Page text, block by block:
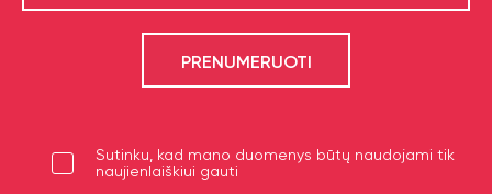
Sutinku, kad mano duomenys būtų naudojami tik
naujienlaiškiui gauti